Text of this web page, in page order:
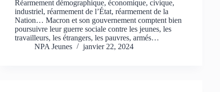
Réarmement démographique, économique, civique,
industriel, réarmement de l’État, réarmement de la
Nation… Macron et son gouvernement comptent bien
poursuivre leur guerre sociale contre les jeunes, les
travailleurs, les étrangers, les pauvres, armés…
NPA Jeunes
janvier 22, 2024